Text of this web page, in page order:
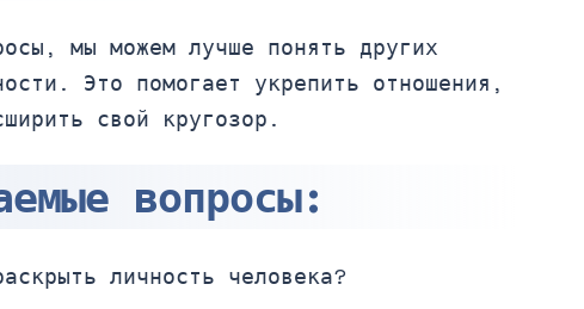
мы можем лучше понять других
Это помогает укрепить отношения,
свой кругозор.
вопросы:
личность человека?